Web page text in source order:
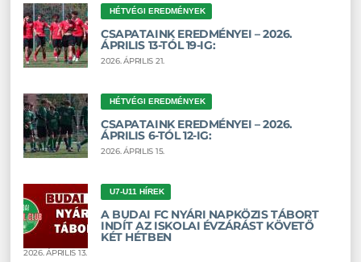
HÉTVÉGI EREDMÉNYEK
CSAPATAINK EREDMÉNYEI – 2026.
ÁPRILIS 13-TÓL 19-IG:
2026. ÁPRILIS 21.
HÉTVÉGI EREDMÉNYEK
CSAPATAINK EREDMÉNYEI – 2026.
ÁPRILIS 6-TÓL 12-IG:
2026. ÁPRILIS 15.
U7-U11 HÍREK
A BUDAI FC NYÁRI NAPKÖZIS TÁBORT
INDÍT AZ ISKOLAI ÉVZÁRÁST KÖVETŐ
KÉT HÉTBEN
2026. ÁPRILIS 13.